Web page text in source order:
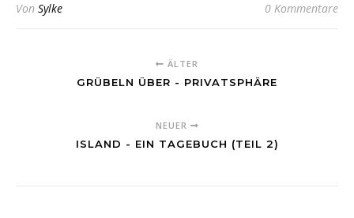
Von Sylke 0 Kommentare
ÄLTER
GRÜBELN ÜBER - PRIVATSPHÄRE
NEUER
ISLAND - EIN TAGEBUCH (TEIL 2)